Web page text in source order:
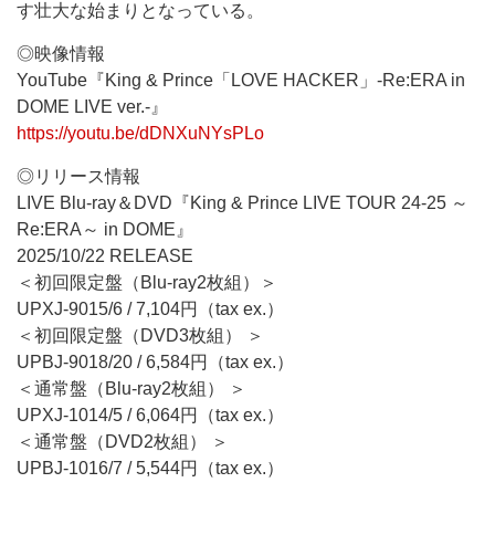
す壮大な始まりとなっている。
◎映像情報
YouTube『King & Prince「LOVE HACKER」-Re:ERA in
DOME LIVE ver.-』
https://youtu.be/dDNXuNYsPLo
◎リリース情報
LIVE Blu-ray＆DVD『King & Prince LIVE TOUR 24-25 ～
Re:ERA～ in DOME』
2025/10/22 RELEASE
＜初回限定盤（Blu-ray2枚組）＞
UPXJ-9015/6 / 7,104円（tax ex.）
＜初回限定盤（DVD3枚組） ＞
UPBJ-9018/20 / 6,584円（tax ex.）
＜通常盤（Blu-ray2枚組） ＞
UPXJ-1014/5 / 6,064円（tax ex.）
＜通常盤（DVD2枚組） ＞
UPBJ-1016/7 / 5,544円（tax ex.）